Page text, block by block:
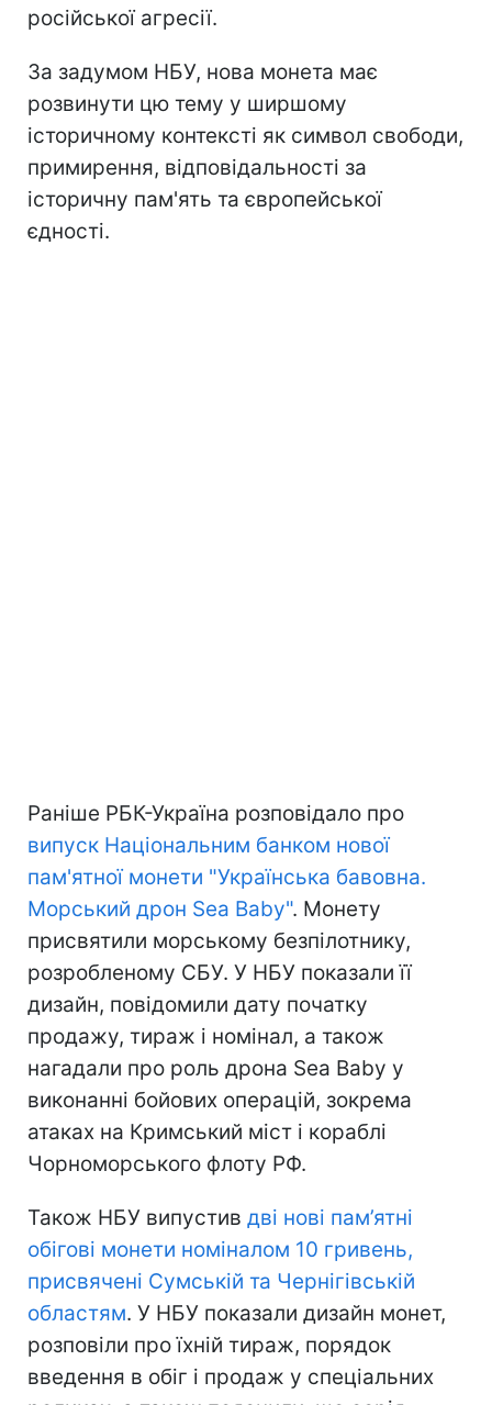
російської агресії.
За задумом НБУ, нова монета має
розвинути цю тему у ширшому
історичному контексті як символ свободи,
примирення, відповідальності за
історичну пам'ять та європейської
єдності.
Раніше РБК-Україна розповідало про
випуск Національним банком нової
пам'ятної монети "Українська бавовна.
Морський дрон Sea Baby". Монету
присвятили морському безпілотнику,
розробленому СБУ. У НБУ показали її
дизайн, повідомили дату початку
продажу, тираж і номінал, а також
нагадали про роль дрона Sea Baby у
виконанні бойових операцій, зокрема
атаках на Кримський міст і кораблі
Чорноморського флоту РФ.
Також НБУ випустив дві нові пам’ятні
обігові монети номіналом 10 гривень,
присвячені Сумській та Чернігівській
областям. У НБУ показали дизайн монет,
розповіли про їхній тираж, порядок
введення в обіг і продаж у спеціальних